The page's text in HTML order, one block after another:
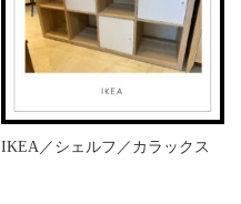
IKEA／シェルフ／カラックス